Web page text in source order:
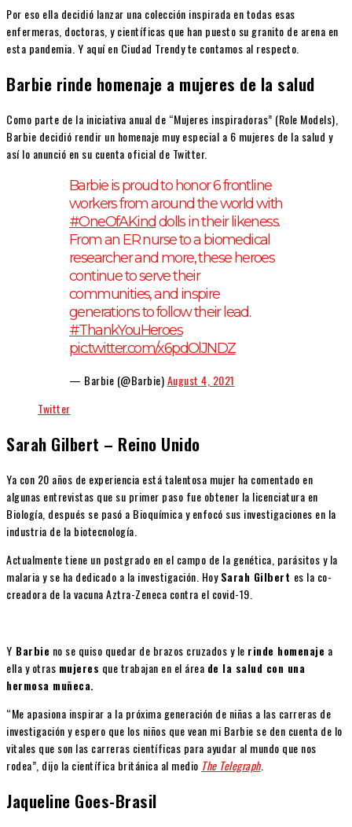
Por eso ella decidió lanzar una colección inspirada en todas esas
enfermeras, doctoras, y científicas que han puesto su granito de arena en
esta pandemia. Y aquí en Ciudad Trendy te contamos al respecto.
Barbie rinde homenaje a mujeres de la salud
Como parte de la iniciativa anual de “Mujeres inspiradoras” (Role Models),
Barbie decidió rendir un homenaje muy especial a 6 mujeres de la salud y
así lo anunció en su cuenta oficial de Twitter.
Barbie is proud to honor 6 frontline
workers from around the world with
#OneOfAKinddolls in their likeness.
From an ER nurse to a biomedical
researcher and more, these heroes
continue to serve their
communities, and inspire
generations to follow their lead.
#ThankYouHeroes
pic.twitter.com/x6pdOlJNDZ
— Barbie (@Barbie)August 4, 2021
Twitter
Sarah Gilbert – Reino Unido
Ya con 20 años de experiencia está talentosa mujer ha comentado en
algunas entrevistas que su primer paso fue obtener la licenciatura en
Biología, después se pasó a Bioquímica y enfocó sus investigaciones en la
industria de la biotecnología.
Actualmente tiene un postgrado en el campo de la genética, parásitos y la
malaria y se ha dedicado a la investigación. HoySarah Gilbert es la co-
creadora de la vacuna Aztra-Zeneca contra el covid-19.
Y Barbie no se quiso quedar de brazos cruzados y le rinde homenaje a
ella y otras mujeres que trabajan en el área de la salud con una
hermosa muñeca.
“Me apasiona inspirar a la próxima generación de niñas a las carreras de
investigación y espero que los niños que vean mi Barbie se den cuenta de lo
vitales que son las carreras científicas para ayudar al mundo que nos
rodea”, dijo la científica británica al medio The Telegraph.
Jaqueline Goes-Brasil